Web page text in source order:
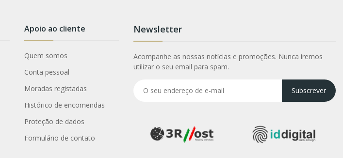
Apoio ao cliente
Quem somos
Conta pessoal
Moradas registadas
Histórico de encomendas
Proteção de dados
Formulário de contato
Newsletter
Acompanhe as nossas notícias e promoções. Nunca iremos
utilizar o seu email para spam.
Subscrever